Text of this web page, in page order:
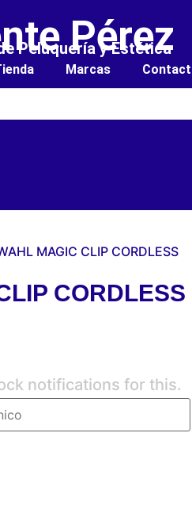
Pérez
Peluquería y Estética
Marcas
MAGIC CLIP CORDLESS
CORDLESS
notifications for this.